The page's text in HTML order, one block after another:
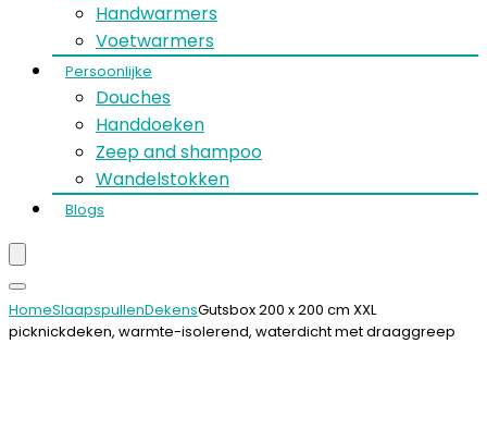
Handwarmers
Voetwarmers
Persoonlijke
Douches
Handdoeken
Zeep and shampoo
Wandelstokken
Blogs
HomeSlaapspullenDekensGutsbox 200 x 200 cm XXL
picknickdeken, warmte-isolerend, waterdicht met draaggreep